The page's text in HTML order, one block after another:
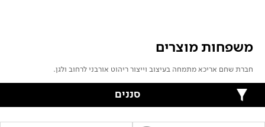
משפחות מוצרים
חברת שחם אריכא מתמחה בעיצוב וייצור ריהוט אורבני לרחוב ולגן.
סננים